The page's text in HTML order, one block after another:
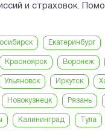
и страховок.
Екатеринбург
Красноярск Воронеж
Ульяновск Иркутск
Новокузнецк Рязань
Калининград Тула